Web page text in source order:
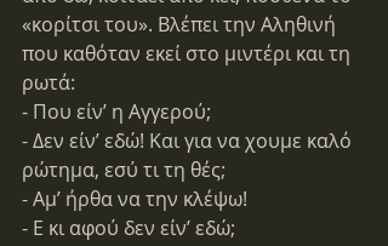
«κορίτσι του». Βλέπει την Αληθινή
που καθόταν εκεί στο μιντέρι και τη
ρωτά:
- Που είν’ η Αγγερού;
- Δεν είν’ εδώ! Και για να χουμε καλό
ρώτημα, εσύ τι τη θές;
- Αμ’ ήρθα να την κλέψω!
- Ε κι αφού δεν είν’ εδώ;